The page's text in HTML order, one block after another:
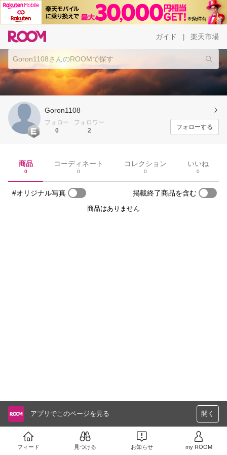
ガイド 楽天市場
Goron1108
フォロー
0
フォロワー
2
フォローする
商品
0
コーディネート
0
コレクション
0
いいね
0
#オリジナル写真 掲載終了商品を含む
商品はありません
アプリでこのページを見る 開く
フィード 見つける お知らせ my ROOM